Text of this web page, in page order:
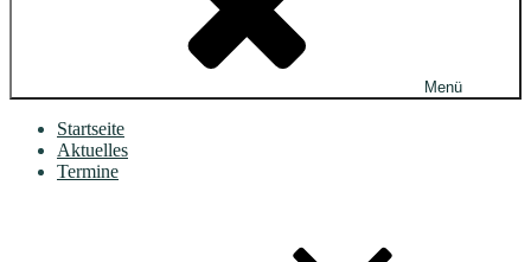
Menü
Startseite
Aktuelles
Termine